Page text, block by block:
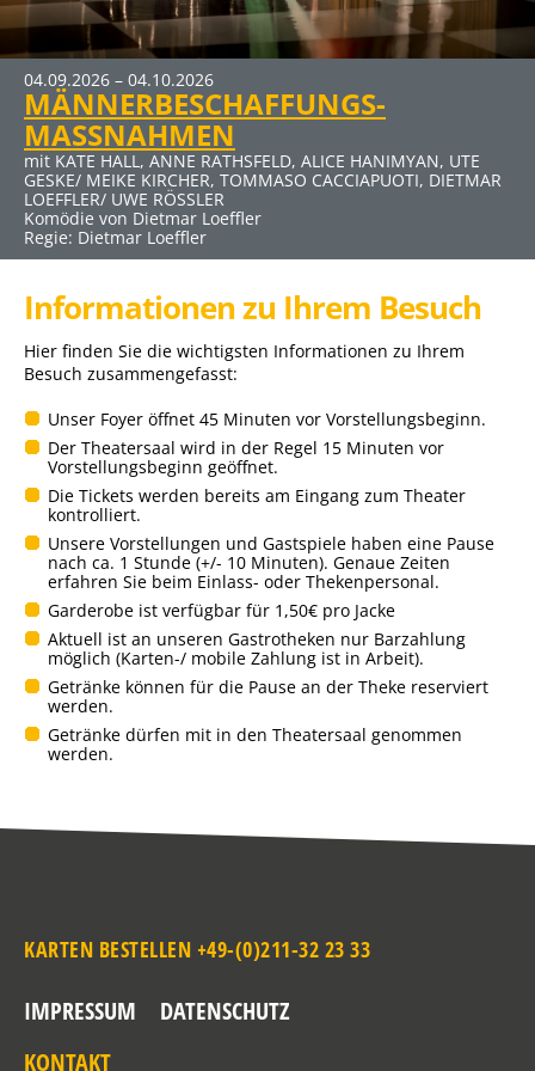
04.09.2026 – 04.10.2026
MÄNNERBESCHAFFUNGS-
MASSNAHMEN
mit KATE HALL, ANNE RATHSFELD, ALICE HANIMYAN, UTE
GESKE/ MEIKE KIRCHER, TOMMASO CACCIAPUOTI, DIETMAR
LOEFFLER/ UWE RÖSSLER
Komödie von Dietmar Loeffler
Regie: Dietmar Loeffler
MEHR INFOS
Klicken Sie auf den Link für mehr Infos und Buchung
Informationen zu Ihrem Besuch
Hier finden Sie die wichtigsten Informationen zu Ihrem
Besuch zusammengefasst:
Unser Foyer öffnet 45 Minuten vor Vorstellungsbeginn.
Der Theatersaal wird in der Regel 15 Minuten vor
Vorstellungsbeginn geöffnet.
Die Tickets werden bereits am Eingang zum Theater
kontrolliert.
Unsere Vorstellungen und Gastspiele haben eine Pause
nach ca. 1 Stunde (+/- 10 Minuten). Genaue Zeiten
erfahren Sie beim Einlass- oder Thekenpersonal.
Garderobe ist verfügbar für 1,50€ pro Jacke
Aktuell ist an unseren Gastrotheken nur Barzahlung
möglich (Karten-/ mobile Zahlung ist in Arbeit).
Getränke können für die Pause an der Theke reserviert
werden.
Getränke dürfen mit in den Theatersaal genommen
werden.
KARTEN BESTELLEN +49-(0)211-32 23 33
IMPRESSUM
DATENSCHUTZ
KONTAKT